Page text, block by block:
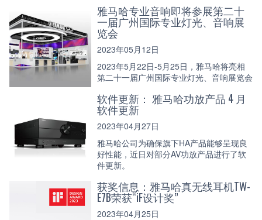
雅马哈专业音响即将参展第二十
一届广州国际专业灯光、音响展
览会
2023年05月12日
2023年5月22日-5月25日，雅马哈将亮相
第二十一届广州国际专业灯光、音响展览会
软件更新： 雅马哈功放产品 4 月
软件更新
2023年04月27日
雅马哈公司为确保旗下HA产品能够呈现良
好性能，近日对部分AV功放产品进行了软
件更新。
获奖信息：雅马哈真无线耳机TW-
E7B荣获“iF设计奖”
2023年04月25日